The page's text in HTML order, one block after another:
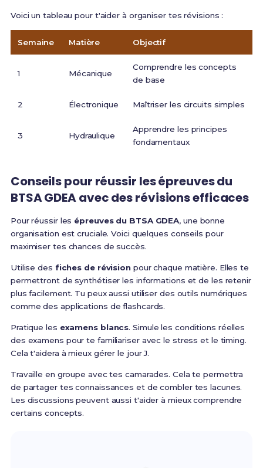
Voici un tableau pour t'aider à organiser tes révisions :
Semaine Matière Objectif
1 Mécanique
Comprendre les concepts
de base
2 Électronique Maîtriser les circuits simples
3 Hydraulique
Apprendre les principes
fondamentaux
Conseils pour réussir les épreuves du
BTSA GDEA avec des révisions efficaces
Pour réussir les épreuves du BTSA GDEA, une bonne
organisation est cruciale. Voici quelques conseils pour
maximiser tes chances de succès.
Utilise des fiches de révisionpour chaque matière. Elles te
permettront de synthétiser les informations et de les retenir
plus facilement. Tu peux aussi utiliser des outils numériques
comme des applications de flashcards.
Pratique les examens blancs. Simule les conditions réelles
des examens pour te familiariser avec le stress et le timing.
Cela t'aidera à mieux gérer le jour J.
Travaille en groupe avec tes camarades. Cela te permettra
de partager tes connaissances et de combler tes lacunes.
Les discussions peuvent aussi t'aider à mieux comprendre
certains concepts.